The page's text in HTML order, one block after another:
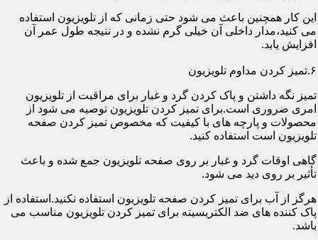
این کار همچنین باعث می شود حتی زمانی که از تلویزیون استفاده
می کنید،مدار داخلی آن خیلی گرم نشده و در نتیجه طول عمر آن
افزایش یابد.
۶.تمیز کردن مداوم تلویزیون
تمیز نگه داشتن و پاک کردن گرد و غبار برای مراقبت از تلویزیون
امری ضروری است.برای تمیز کردن تلویزیون توصیه می شود از
محصولات و پارچه های با کیفیت که مخصوص تمیز کردن صفحه
تلویزیون است استفاده کنید.
گاهی اوقات گرد و غبار بر روی صفحه تلویزیون جمع شده و باعث
تأثیر بر روی دید می شود.
هرگز از آب برای تمیز کردن صفحه تلویزیون استفاده نکنید.استفاده از
پاک کننده های ضد الکتریسیته برای تمیز کردن تلویزیون مناسب می
باشد.